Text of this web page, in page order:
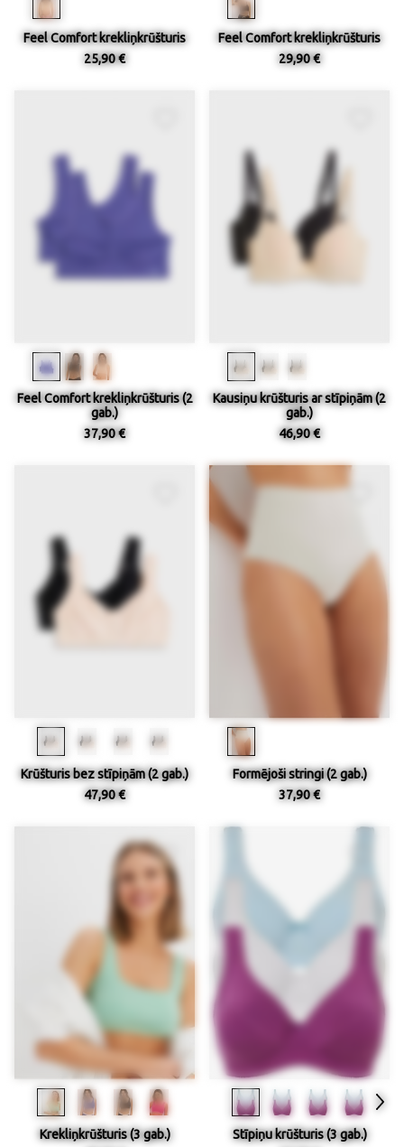
Feel Comfort krekliņkrūšturis
25,90 €
Feel Comfort krekliņkrūšturis
29,90 €
Feel Comfort krekliņkrūšturis (2
gab.)
37,90 €
Kausiņu krūšturis ar stīpiņām (2
gab.)
46,90 €
Krūšturis bez stīpiņām (2 gab.)
47,90 €
Formējoši stringi (2 gab.)
37,90 €
Krekliņkrūšturis (3 gab.)
Stīpiņu krūšturis (3 gab.)